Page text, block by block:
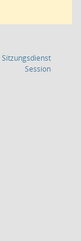
Sitzungsdienst
Session(Wird in